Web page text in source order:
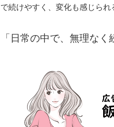
で続けやすく、変化も感じら
「日常の中で、無理なく